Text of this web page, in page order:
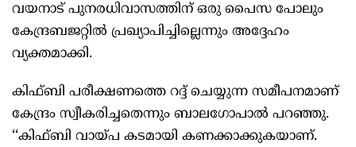
വയനാട് പുനരധിവാസത്തിന് ഒരു പൈസ പോലും
കേന്ദ്രബജറ്റില്‍ പ്രഖ്യാപിച്ചില്ലെന്നും അദ്ദേഹം
വ്യക്തമാക്കി.
കിഫ്ബി പരീക്ഷണത്തെ റദ്ദ് ചെയ്യുന്ന സമീപനമാണ്
കേന്ദ്രം സ്വീകരിച്ചതെന്നും ബാലഗോപാൽ പറഞ്ഞു.
‘‘കിഫ്ബി വായ്പ കടമായി കണക്കാക്കുകയാണ്.